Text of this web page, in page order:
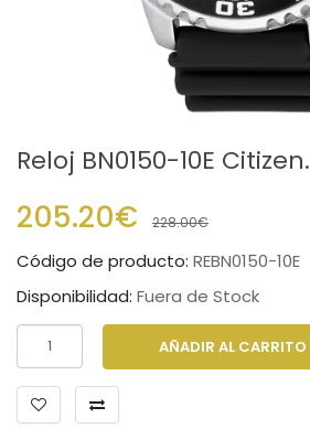
Reloj BN0150-10E Citizen.
205.20€ 228.00€
Código de producto: REBN0150-10E
Disponibilidad: Fuera de Stock
AÑADIR AL CARRITO